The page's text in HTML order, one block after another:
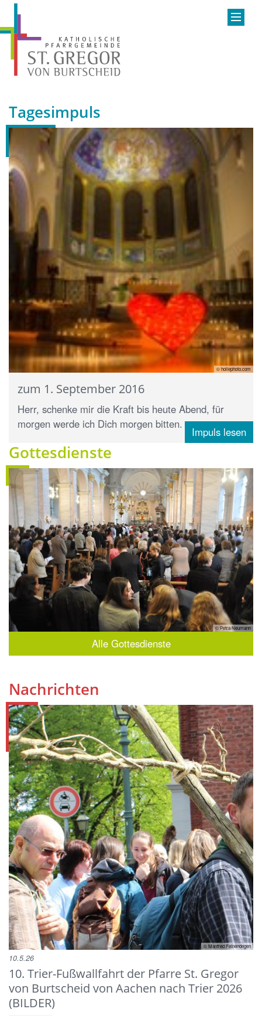
Tagesimpuls
© hollephoto.com
zum 1. September 2016
Herr, schenke mir die Kraft bis heute Abend, für
morgen werde ich Dich morgen bitten.
Impuls lesen
Gottesdienste
© Petra Neumann
Alle Gottesdienste
Nachrichten
© Manfred Feinendegen
10. Trier-Fußwallfahrt der Pfarre St. Gregor
von Burtscheid von Aachen nach Trier 2026
(BILDER)
10.5.26